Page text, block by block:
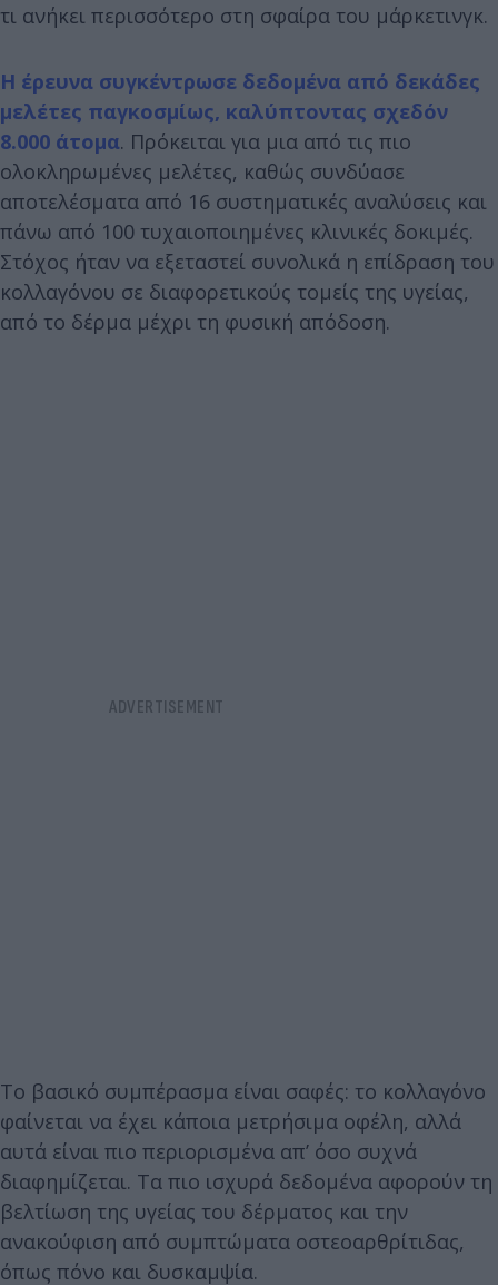
τι ανήκει περισσότερο στη σφαίρα του μάρκετινγκ.
Η έρευνα συγκέντρωσε δεδομένα από δεκάδες
μελέτες παγκοσμίως, καλύπτοντας σχεδόν
8.000 άτομα. Πρόκειται για μια από τις πιο
ολοκληρωμένες μελέτες, καθώς συνδύασε
αποτελέσματα από 16 συστηματικές αναλύσεις και
πάνω από 100 τυχαιοποιημένες κλινικές δοκιμές.
Στόχος ήταν να εξεταστεί συνολικά η επίδραση του
κολλαγόνου σε διαφορετικούς τομείς της υγείας,
από το δέρμα μέχρι τη φυσική απόδοση.
Το βασικό συμπέρασμα είναι σαφές: το κολλαγόνο
φαίνεται να έχει κάποια μετρήσιμα οφέλη, αλλά
αυτά είναι πιο περιορισμένα απ’ όσο συχνά
διαφημίζεται. Τα πιο ισχυρά δεδομένα αφορούν τη
βελτίωση της υγείας του δέρματος και την
ανακούφιση από συμπτώματα οστεοαρθρίτιδας,
όπως πόνο και δυσκαμψία.